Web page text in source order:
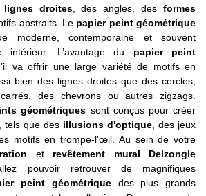
lignes droites, des angles, des formes
abstraits. Le papier peint géométrique
moderne, contemporaine et souvent
intérieur. L’avantage du papier peint
va offrir une large variété de motifs en
bien des lignes droites que des cercles,
des chevrons ou autres zigzags.
géométriques sont conçus pour créer
, tels que des illusions d'optique , des jeux
motifs en trompe-l'œil. Au sein de votre
et revêtement mural Delzongle
pouvoir retrouver de magnifiques
peint géométriquedes plus grands